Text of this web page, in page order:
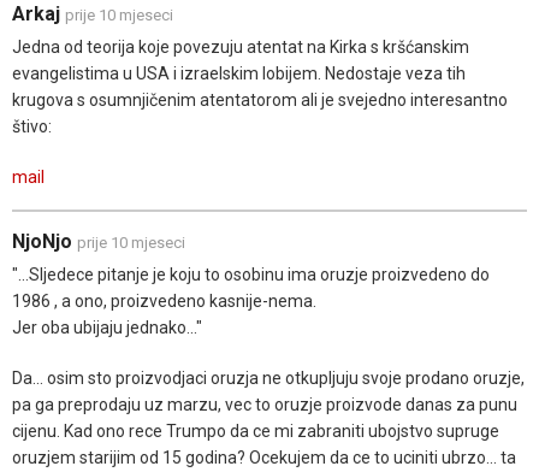
Arkaj prije 10 mjeseci
Jedna od teorija koje povezuju atentat na Kirka s kršćanskim
evangelistima u USA i izraelskim lobijem. Nedostaje veza tih
krugova s osumnjičenim atentatorom ali je svejedno interesantno
štivo:
mail
NjoNjo prije 10 mjeseci
"...Sljedece pitanje je koju to osobinu ima oruzje proizvedeno do
1986 , a ono, proizvedeno kasnije-nema.
Jer oba ubijaju jednako..."
Da... osim sto proizvodjaci oruzja ne otkupljuju svoje prodano oruzje,
pa ga preprodaju uz marzu, vec to oruzje proizvode danas za punu
cijenu. Kad ono rece Trumpo da ce mi zabraniti ubojstvo supruge
oruzjem starijim od 15 godina? Ocekujem da ce to uciniti ubrzo... ta